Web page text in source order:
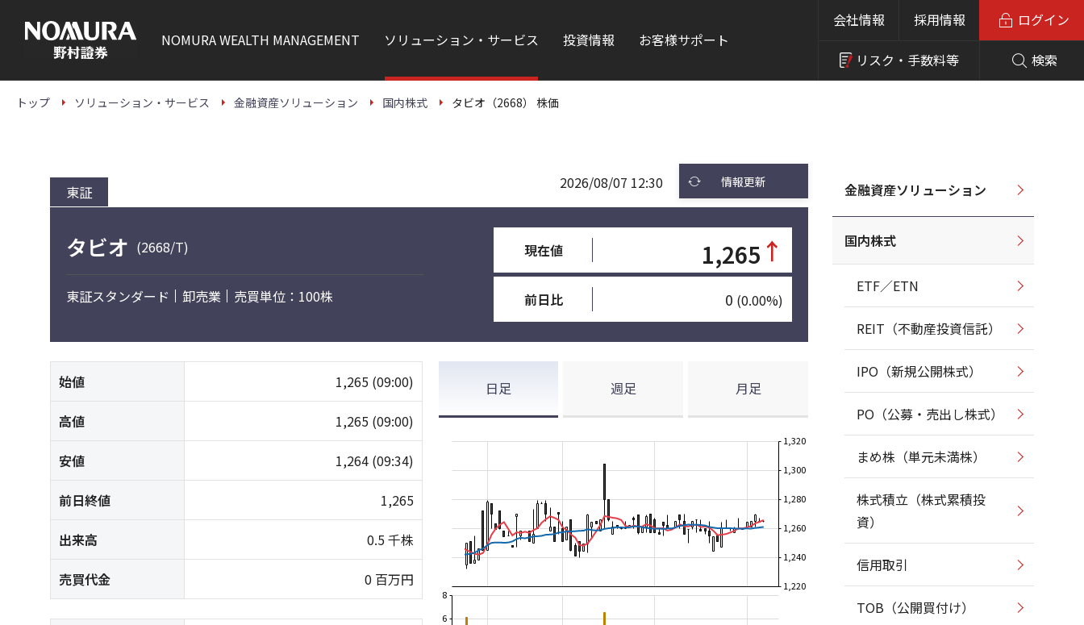
本
NOMURAWEALTH MANAGEMENT ソリューション・サービス 投資情報 お客様サポート
会社情報 採用情報
リスク・ 手数料等 検索
ログイン
トップ ソリューション・サービス 金融資産ソリューション 国内株式 タビオ（2668） 株価
東証 2026/08/07 12:30 情報更新
タビオ (2668/T)
東証スタンダード 卸売業 売買単位：100株
現在値 1,265 ↑
前日比 0 (0.00%)
始値 1,265 (09:00)
高値 1,265 (09:00)
安値 1,264 (09:34)
前日終値 1,265
出来高 0.5 千株
売買代金 0 百万円
日足 週足 月足
1,220
1,240
1,260
1,280
1,300
1,320
6
8
金融資産ソリューション
国内株式
ETF／ETN
REIT（不動産投資信託）
IPO（新規公開株式）
PO（公募・売出し株式）
まめ株（単元未満株）
株式積立（株式累積投
資）
信用取引
TOB（公開買付け）